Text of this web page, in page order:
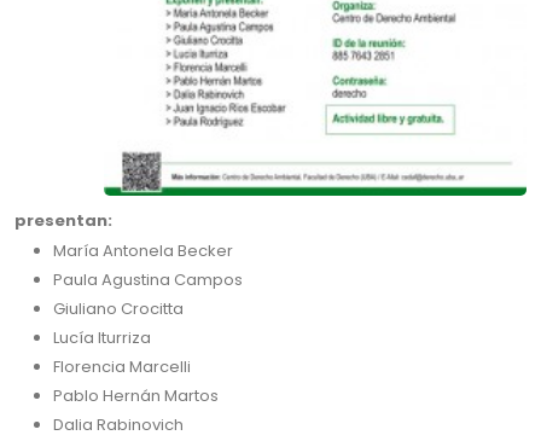
presentan:
María Antonela Becker
Paula Agustina Campos
Giuliano Crocitta
Lucía Iturriza
Florencia Marcelli
Pablo Hernán Martos
Dalia Rabinovich